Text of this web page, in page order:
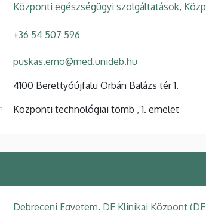
Központi egészségügyi szolgáltatások,
+36 54 507 596
puskas.emo@med.unideb.hu
4100 Berettyóújfalu Orbán Balázs tér 1.
Központi technológiai tömb , 1. emelet
Debreceni Egyetem, DE Klinikai Központ